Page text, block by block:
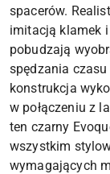
spacerów.
imitacją klamek
pobudzają
spędzania
konstrukcja
w połączeniu z
ten czarny
wszystkim
wymagających